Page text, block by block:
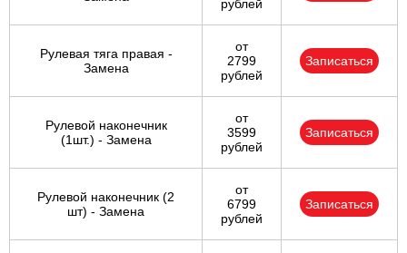
рублей
Рулевая тяга правая -
Замена
от
2799
рублей
Записаться
Рулевой наконечник
(1шт.) - Замена
от
3599
рублей
Записаться
Рулевой наконечник (2
шт) - Замена
от
6799
рублей
Записаться